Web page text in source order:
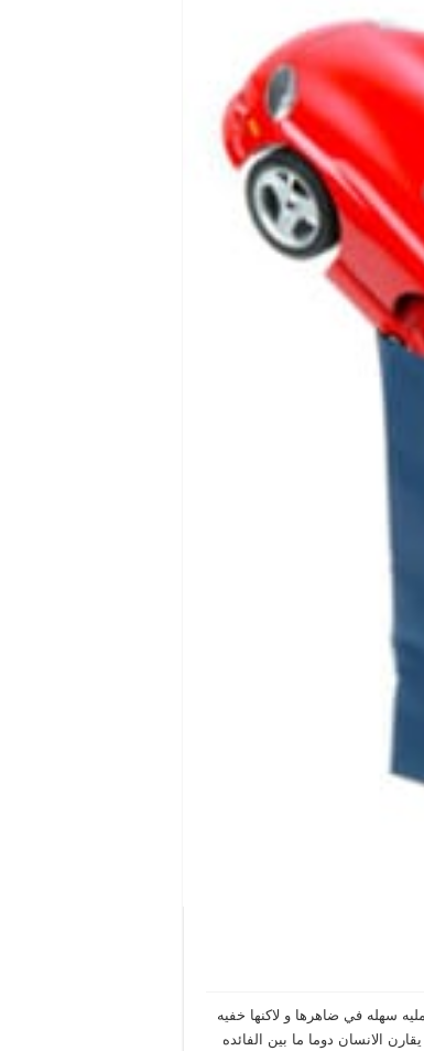
سهله في ضاهرها و لاكنها خفيه
الانسان دوما ما بين الفائده